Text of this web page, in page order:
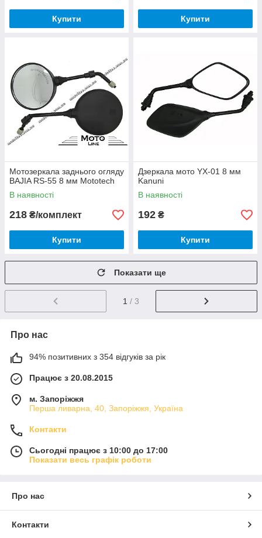
Купити Купити
Мотозеркала заднього огляду
BAJIA RS-55 8 мм Mototech
В наявності
218 ₴/комплект
Купити
Дзеркала мото YX-01 8 мм
Kanuni
В наявності
192 ₴
Купити
Показати ще
1 / 3
Про нас
94% позитивних з 354 відгуків за рік
Працює з 20.08.2015
м. Запоріжжя
Перша ливарна, 40, Запоріжжя, Україна
Контакти
Сьогодні працює з 10:00 до 17:00
Показати весь графік роботи
Про нас
Контакти